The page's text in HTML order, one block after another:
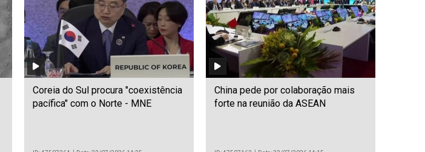
Coreia do Sul procura "coexistência
pacífica" com o Norte - MNE
China pede por colaboração mais
forte na reunião da ASEAN